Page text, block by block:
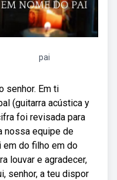
pai
senhor. Em ti
(guitarra acústica y
foi revisada para
nossa equipe de
em do filho em do
louvar e agradecer,
senhor, a teu dispor